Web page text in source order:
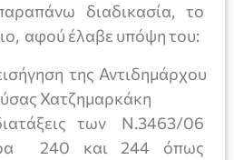
διαδικασία, το
αφού έλαβε υπόψη του:
της Αντιδημάρχου
Χατζημαρκάκη
των Ν.3463/06
240 και 244 όπως